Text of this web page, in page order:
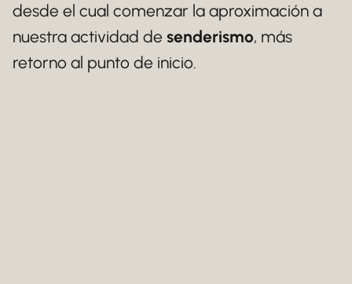
desde el cual comenzar la aproximación a
nuestra actividad de senderismo, más
retorno al punto de inicio.